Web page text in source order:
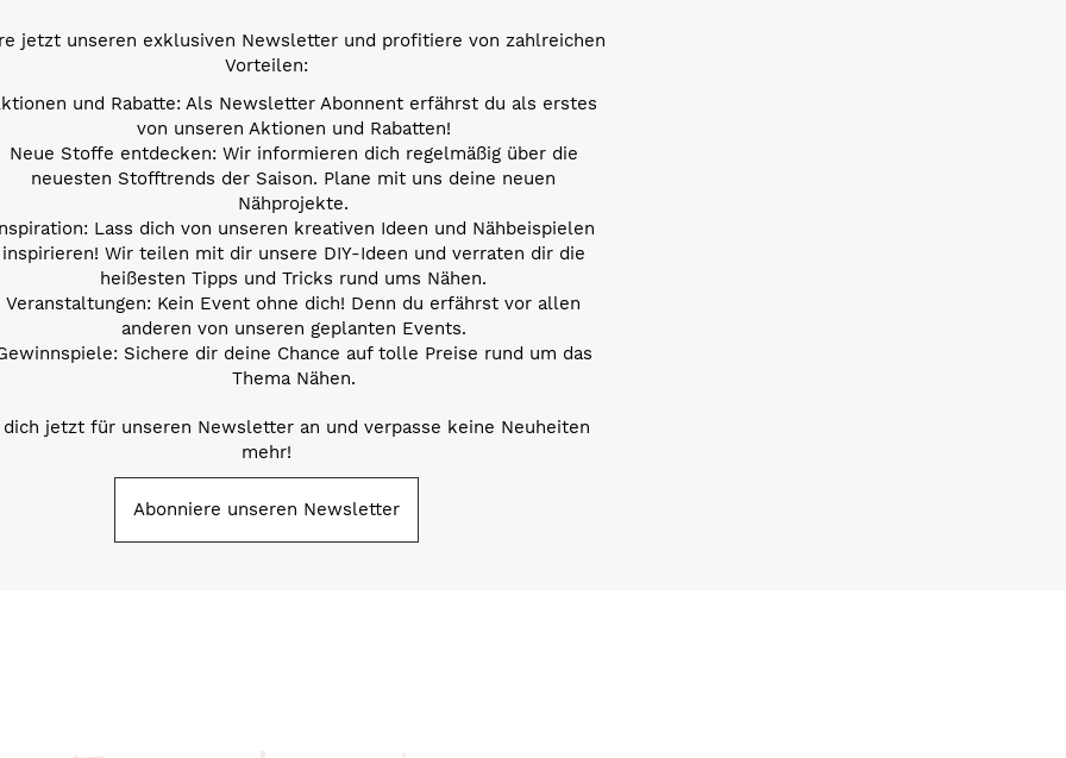
jetzt unseren exklusiven Newsletter und profitiere von zahlreichen
Vorteilen:
und Rabatte: Als Newsletter Abonnent erfährst du als erstes
von unseren Aktionen und Rabatten!
Neue Stoffe entdecken: Wir informieren dich regelmäßig über die
neuesten Stofftrends der Saison. Plane mit uns deine neuen
Nähprojekte.
Lass dich von unseren kreativen Ideen und Nähbeispielen
inspirieren! Wir teilen mit dir unsere DIY-Ideen und verraten dir die
heißesten Tipps und Tricks rund ums Nähen.
Veranstaltungen: Kein Event ohne dich! Denn du erfährst vor allen
anderen von unseren geplanten Events.
Sichere dir deine Chance auf tolle Preise rund um das
Thema Nähen.
dich jetzt für unseren Newsletter an und verpasse keine Neuheiten
mehr!
Abonniere unseren Newsletter